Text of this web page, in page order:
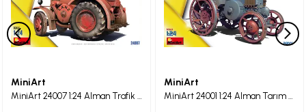
MiniArt
MiniArt 24007 1:24 Alman Trafik Traktörü D8532 1950 Model
MiniArt
MiniArt 24001 1:24 Alman Tarım Traktörü D8500 1938 Model